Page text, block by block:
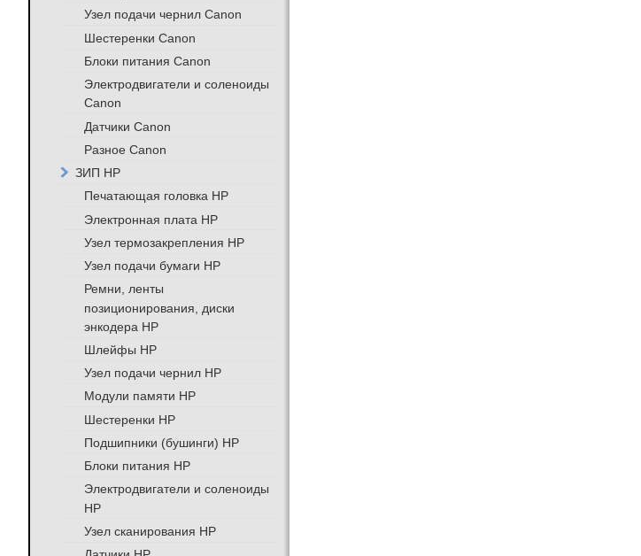
Узел подачи чернил Canon
Шестеренки Canon
Блоки питания Canon
Электродвигатели и соленоиды
Canon
Датчики Canon
Разное Canon
ЗИП HP
Печатающая головка HP
Электронная плата HP
Узел термозакрепления HP
Узел подачи бумаги HP
Ремни, ленты
позиционирования, диски
энкодера HP
Шлейфы HP
Узел подачи чернил HP
Модули памяти HP
Шестеренки HP
Подшипники (бушинги) HP
Блоки питания HP
Электродвигатели и соленоиды
HP
Узел сканирования HP